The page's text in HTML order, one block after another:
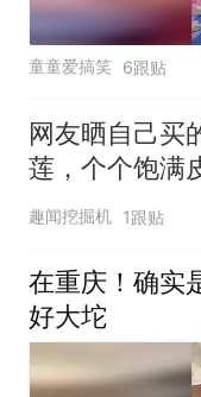
童童爱搞笑 6跟贴
网友晒自己买
莲，个个饱满
简直就是梦中
趣闻挖掘机 1跟贴
在重庆！确实
好大坨